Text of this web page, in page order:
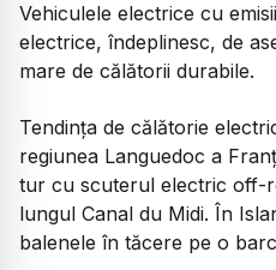
Vehiculele electrice cu
electrice, îndeplinesc, de
mare de călătorii durabile.
Tendința de călătorie
regiunea Languedoc a
tur cu scuterul electric off-
lungul Canal du Midi. În
balenele în tăcere pe o